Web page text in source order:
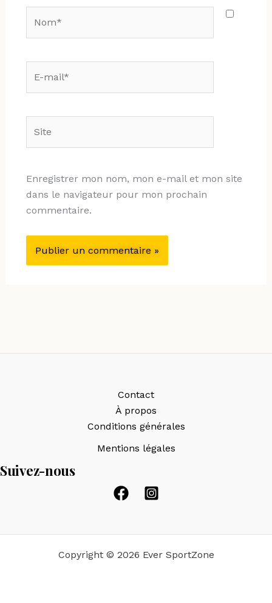
mail*
Enregistrer mon nom, mon e-mail et mon site
dans le navigateur pour mon prochain
commentaire.
Contact
À propos
Conditions générales
Mentions légales
Suivez-nous
Copyright © 2026 Ever SportZone